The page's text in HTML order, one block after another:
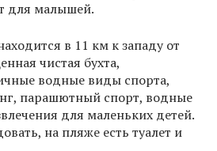
для малышей.
в 11 км к западу от
чистая бухта,
водные виды спорта,
парашютный спорт, водные
для маленьких детей.
на пляже есть туалет и